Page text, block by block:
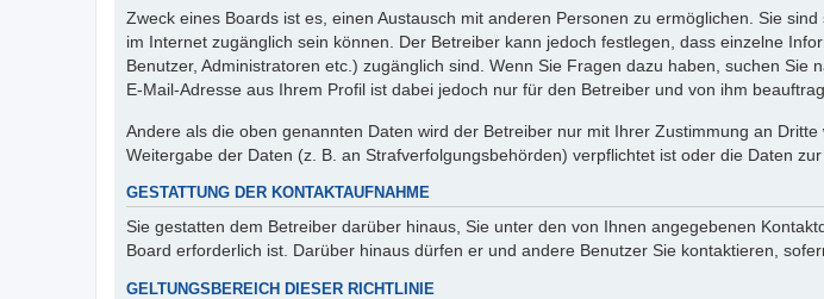
Zweck eines Boards ist es, einen Austausch mit anderen Personen zu ermöglichen. Sie
im Internet zugänglich sein können. Der Betreiber kann jedoch festlegen, dass einzelne
Benutzer, Administratoren etc.) zugänglich sind. Wenn Sie Fragen dazu haben, suchen
E-Mail-Adresse aus Ihrem Profil ist dabei jedoch nur für den Betreiber und von ihm
Andere als die oben genannten Daten wird der Betreiber nur mit Ihrer Zustimmung an
Weitergabe der Daten (z. B. an Strafverfolgungsbehörden) verpflichtet ist oder die Daten
GESTATTUNG DER KONTAKTAUFNAHME
Sie gestatten dem Betreiber darüber hinaus, Sie unter den von Ihnen angegebenen
Board erforderlich ist. Darüber hinaus dürfen er und andere Benutzer Sie kontaktieren,
GELTUNGSBEREICH DIESER RICHTLINIE